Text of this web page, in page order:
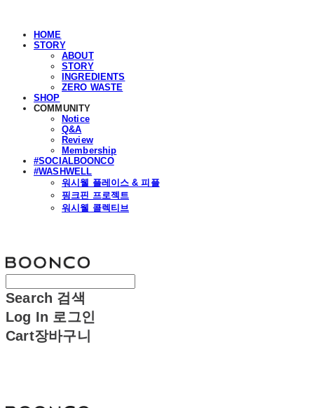
HOME
STORY
ABOUT
STORY
INGREDIENTS
ZERO WASTE
SHOP
COMMUNITY
Notice
Q&A
Review
Membership
#SOCIALBOONCO
#WASHWELL
워시웰 플레이스 & 피플
핑크핀 프로젝트
워시웰 콜렉티브
Search 검색
Log In 로그인
Cart장바구니